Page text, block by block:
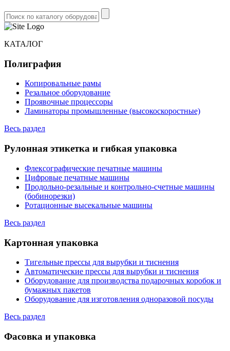
КАТАЛОГ
Полиграфия
Копировальные рамы
Резальное оборудование
Проявочные процессоры
Ламинаторы промышленные (высокоскоростные)
Весь раздел
Рулонная этикетка и гибкая упаковка
Флексографические печатные машины
Цифровые печатные машины
Продольно-резальные и контрольно-счетные машины
(бобинорезки)
Ротационные высекальные машины
Весь раздел
Картонная упаковка
Тигельные прессы для вырубки и тиснения
Автоматические прессы для вырубки и тиснения
Оборудование для производства подарочных коробок и
бумажных пакетов
Оборудование для изготовления одноразовой посуды
Весь раздел
Фасовка и упаковка